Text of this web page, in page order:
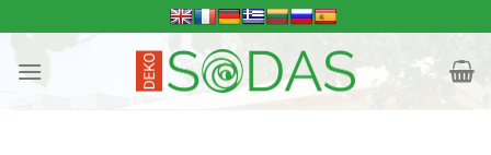
to
content